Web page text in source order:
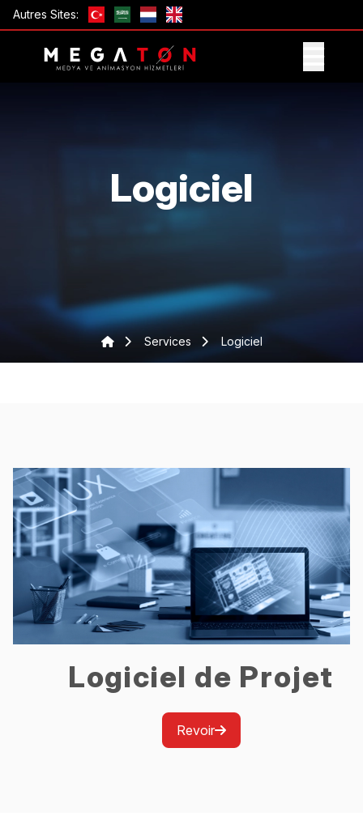
Autres Sites:
Logiciel
Services Logiciel
Logiciel de Projet
Revoir